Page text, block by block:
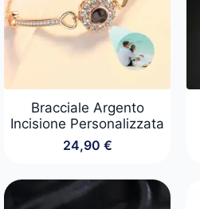
Bracciale Argento
Incisione Personalizzata
24,90 €